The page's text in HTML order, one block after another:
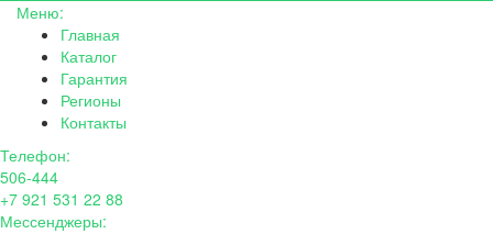
Меню:
Главная
Каталог
Гарантия
Регионы
Контакты
Телефон:
506-444
+7 921 531 22 88
Мессенджеры: